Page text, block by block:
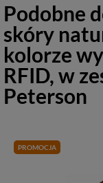
Podobne
skóry
kolorze
RFID, w
Peterson
PROMOCJA